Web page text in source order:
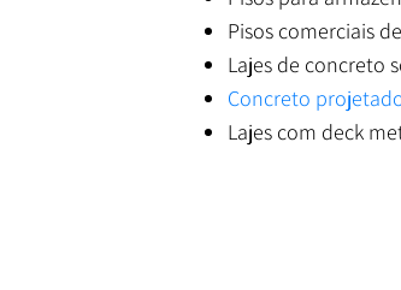
Pisos comerciais
Lajes de concreto
Concreto
Lajes com deck